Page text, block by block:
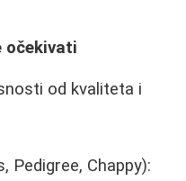
očekivati
od kvaliteta i
Pedigree, Chappy):